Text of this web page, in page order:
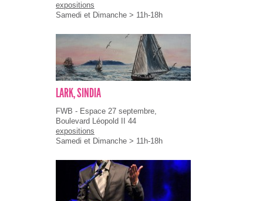
expositions
Samedi et Dimanche > 11h-18h
LARK, SINDIA
FWB - Espace 27 septembre,
Boulevard Léopold II 44
expositions
Samedi et Dimanche > 11h-18h